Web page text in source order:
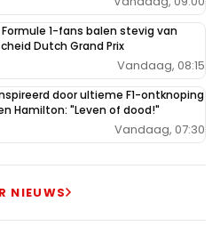
1-fans balen stevig van
Dutch Grand Prix
Vandaag, 08:15
door ultieme F1-ontknoping
Hamilton: "Leven of dood!"
Vandaag, 07:30
NIEUWS